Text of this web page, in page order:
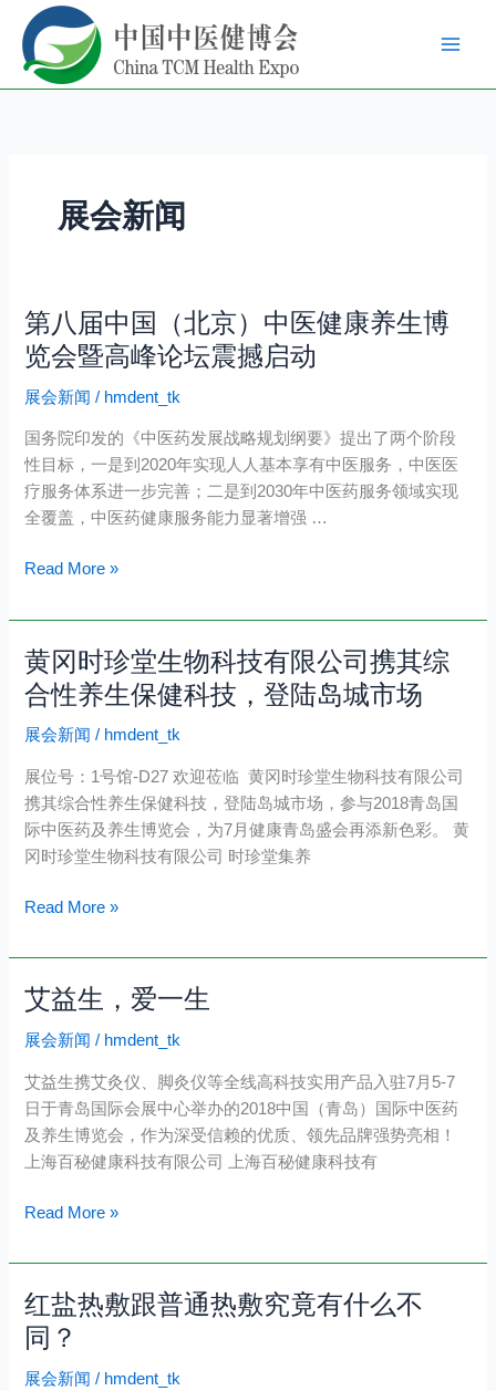
容
展会新闻
第八届中国（北京）中医健康养生博
览会暨高峰论坛震撼启动
展会新闻 / hmdent_tk
国务院印发的《中医药发展战略规划纲要》提出了两个阶段
性目标，一是到2020年实现人人基本享有中医服务，中医医
疗服务体系进一步完善；二是到2030年中医药服务领域实现
全覆盖，中医药健康服务能力显著增强 …
第
八
届
中
（北
京）
中
博
览
暨
高
峰
论
坛
撼
动
Read More »
黄冈时珍堂生物科技有限公司携其综
合性养生保健科技，登陆岛城市场
展会新闻 / hmdent_tk
展位号：1号馆-D27 欢迎莅临 黄冈时珍堂生物科技有限公司
携其综合性养生保健科技，登陆岛城市场，参与2018青岛国
际中医药及养生博览会，为7月健康青岛盛会再添新色彩。 黄
冈时珍堂生物科技有限公司 时珍堂集养
黄
冈
时
珍
生
物
科
技
携
其
合
性
养
生
健
技，
登
陆
岛
城
Read More »
艾益生，爱一生
展会新闻 / hmdent_tk
艾益生携艾灸仪、脚灸仪等全线高科技实用产品入驻7月5-7
日于青岛国际会展中心举办的2018中国（青岛）国际中医药
及养生博览会，作为深受信赖的优质、领先品牌强势亮相！
上海百秘健康科技有限公司 上海百秘健康科技有
艾
生，
爱
一
生
Read More »
红盐热敷跟普通热敷究竟有什么不
同？
展会新闻 / hmdent_tk
红
盐
热
敷